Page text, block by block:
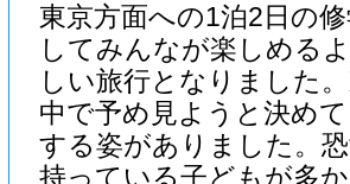
東京方面への1泊2日の
してみんなが楽しめる
しい旅行となりました
中で予め見ようと決め
する姿がありました。
持っている子どもが多